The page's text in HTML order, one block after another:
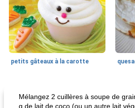
petits gâteaux à la carotte
Mélangez 2 cuillères à soupe de
g de lait de coco (ou un autre lait